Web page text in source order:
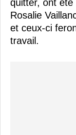
quitter, ont
Rosalie
et ceux-ci
travail.